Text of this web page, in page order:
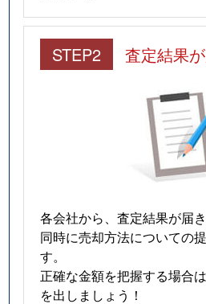
STEP2 査定結果が
各会社から、査定結果が届き
同時に売却方法についての
す。
正確な金額を把握する場合
を出しましょう！